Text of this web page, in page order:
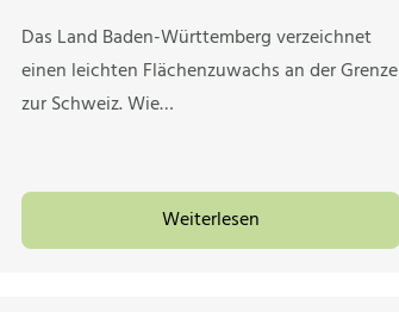
Das Land Baden-Württemberg verzeichnet
einen leichten Flächenzuwachs an der Grenze
zur Schweiz. Wie…
Weiterlesen